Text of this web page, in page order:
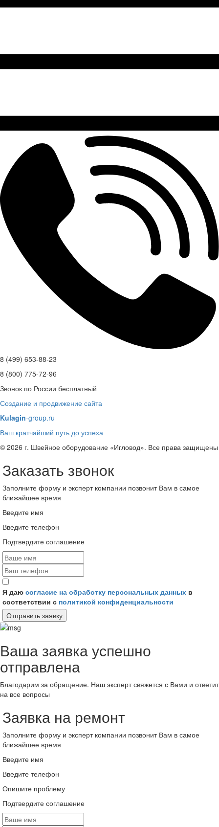
8 (499) 653-88-23
8 (800) 775-72-96
Звонок по России бесплатный
Создание и продвижение сайта
Kulagin-group.ru
Ваш кратчайший путь до успеха
© 2026 г. Швейное оборудование «Игловод». Все права защищены
Заказать звонок
Заполните форму и эксперт компании позвонит Вам в самое
ближайшее время
Введите имя
Введите телефон
Подтвердите соглашение
Я даю согласие на обработку персональных данных в
соответствии с политикой конфиденциальности
Отправить заявку
Ваша заявка успешно
отправлена
Благодарим за обращение. Наш эксперт свяжется с Вами и ответит
на все вопросы
Заявка на ремонт
Заполните форму и эксперт компании позвонит Вам в самое
ближайшее время
Введите имя
Введите телефон
Опишите проблему
Подтвердите соглашение